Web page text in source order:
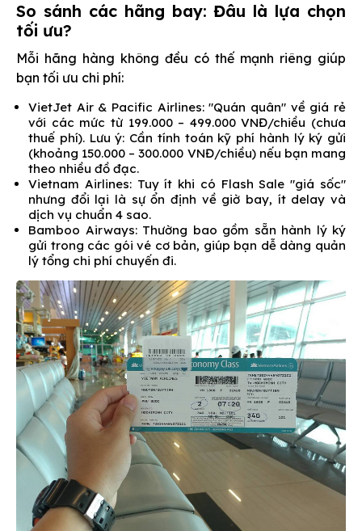
So sánh các hãng bay: Đâu là lựa chọn
tối ưu?
Mỗi hãng hàng không đều có thế mạnh riêng giúp
bạn tối ưu chi phí:
VietJet Air & Pacific Airlines: "Quán quân" về giá rẻ
với các mức từ 199.000 – 499.000 VNĐ/chiều (chưa
thuế phí). Lưu ý: Cần tính toán kỹ phí hành lý ký gửi
(khoảng 150.000 – 300.000 VNĐ/chiều) nếu bạn mang
theo nhiều đồ đạc.
Vietnam Airlines: Tuy ít khi có Flash Sale "giá sốc"
nhưng đổi lại là sự ổn định về giờ bay, ít delay và
dịch vụ chuẩn 4 sao.
Bamboo Airways: Thường bao gồm sẵn hành lý ký
gửi trong các gói vé cơ bản, giúp bạn dễ dàng quản
lý tổng chi phí chuyến đi.